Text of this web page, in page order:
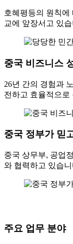
호혜평등의 원칙에
교에 앞장서고 있
중국 비즈니스
26년 간의 경험과
전하고 효율적으로
중국 정부가 믿
중국 상무부, 공업
와 협력하고 있습니
주요 업무 분야